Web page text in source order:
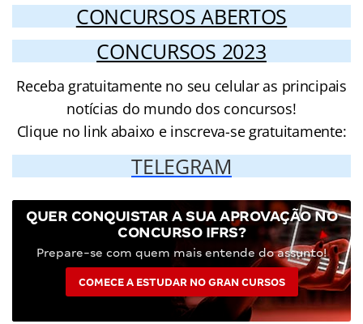
CONCURSOS ABERTOS
CONCURSOS 2023
Receba gratuitamente no seu celular as principais
notícias do mundo dos concursos!
Clique no link abaixo e inscreva-se gratuitamente:
TELEGRAM
QUER CONQUISTAR A SUA APROVAÇÃO NO
CONCURSO IFRS?
Prepare-se com quem mais entende do assunto!
COMECE A ESTUDAR NO GRAN CURSOS